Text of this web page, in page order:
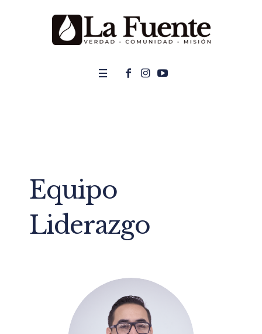
Equipo
Liderazgo